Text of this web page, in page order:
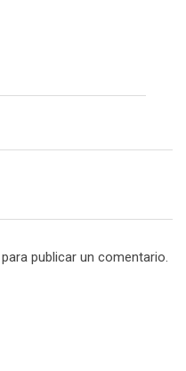
para publicar un comentario.